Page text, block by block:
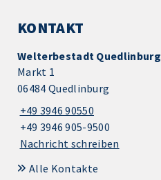
KONTAKT
Welterbestadt Quedlinburg
Markt 1
06484 Quedlinburg
+49 3946 90550
+49 3946 905-9500
Nachricht schreiben
Alle Kontakte